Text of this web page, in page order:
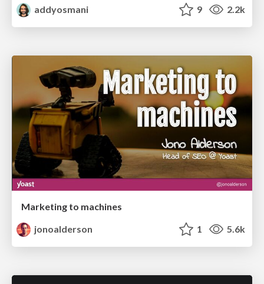
addyosmani
9 2.2k
Marketing to machines
jonoalderson
1 5.6k